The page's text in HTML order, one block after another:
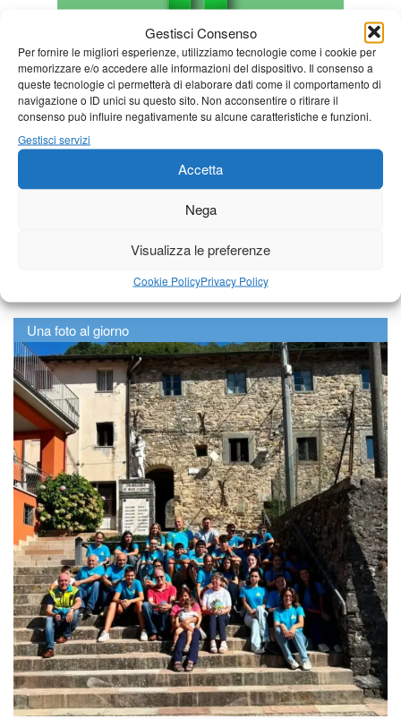
Gestisci Consenso
Per fornire le migliori esperienze, utilizziamo tecnologie come i cookie per
memorizzare e/o accedere alle informazioni del dispositivo. Il consenso a
queste tecnologie ci permetterà di elaborare dati come il comportamento di
navigazione o ID unici su questo sito. Non acconsentire o ritirare il
consenso può influire negativamente su alcune caratteristiche e funzioni.
Gestisci servizi
Accetta
Nega
Visualizza le preferenze
Cookie PolicyPrivacy Policy
Una foto al giorno